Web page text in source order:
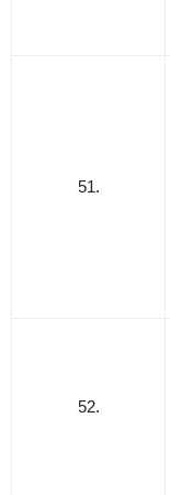
51.
52.